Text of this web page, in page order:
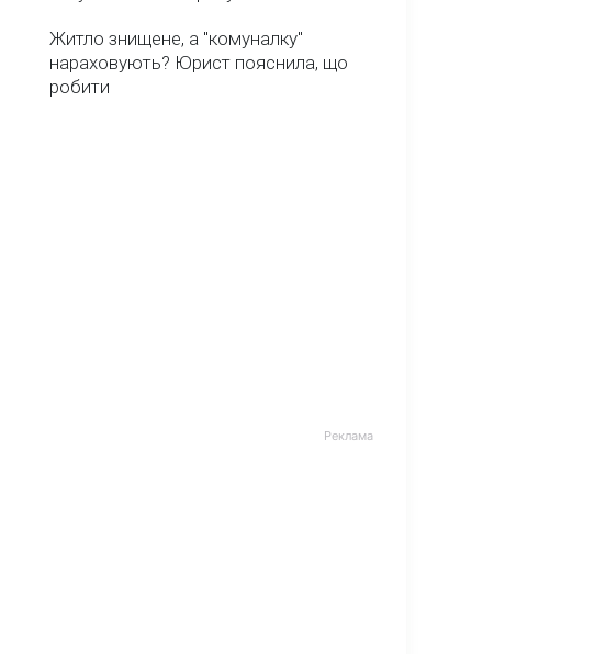
Житло знищене, а "комуналку"
нараховують? Юрист пояснила, що
робити